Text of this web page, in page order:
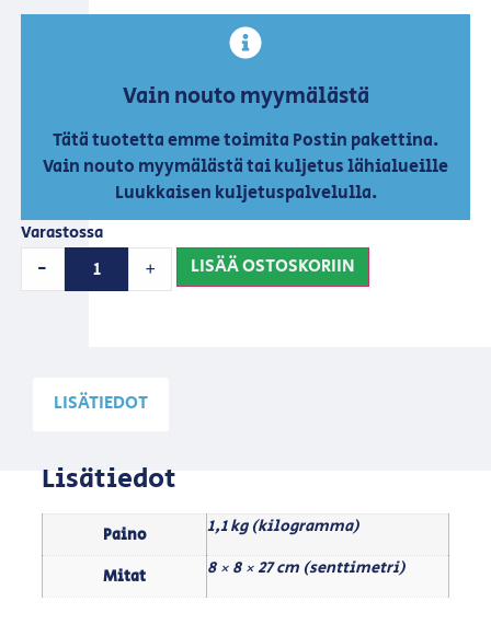
Vain nouto myymälästä
Tätä tuotetta emme toimita Postin pakettina.
Vain nouto myymälästä tai kuljetus lähialueille
Luukkaisen kuljetuspalvelulla.
Varastossa
- + LISÄÄ OSTOSKORIIN
LISÄTIEDOT
Lisätiedot
Paino 1,1 kg (kilogramma)
Mitat 8 × 8 × 27 cm (senttimetri)